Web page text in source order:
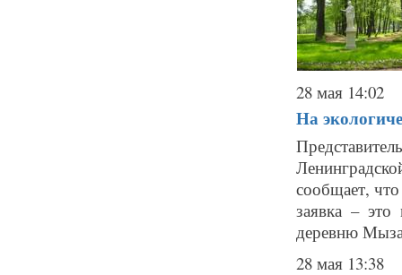
28 мая 14:02
На
сообщает,
заявка –
деревню
28 мая 13:38